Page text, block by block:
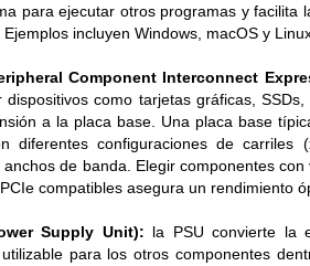
para ejecutar otros programas y facilita
incluyen Windows, macOS y
Component Interconnect
dispositivos como tarjetas gráficas,
a la placa base. Una placa base
diferentes configuraciones de
anchos de banda. Elegir componentes
compatibles asegura un rendimiento
Supply Unit): la PSU convierte la
para los otros componentes
JUL
Las nuevas tablets
disfrutar desde
Nuevas tablets Acer Iconia Duo y
diseñadas para potenciar el